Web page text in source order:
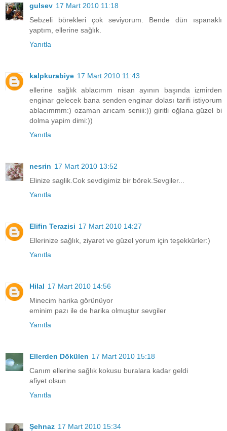
gulsev 17 Mart 2010 11:18
Sebzeli börekleri çok seviyorum. Bende dün ıspanaklı
yaptım, ellerine sağlık.
Yanıtla
kalpkurabiye 17 Mart 2010 11:43
ellerine sağlık ablacımm nisan ayının başında izmirden
enginar gelecek bana senden enginar dolası tarifi istiyorum
ablacımmm:) ozaman arıcam seniii:)) giritli oğlana güzel bi
dolma yapim dimi:))
Yanıtla
nesrin 17 Mart 2010 13:52
Elinize saglik.Cok sevdigimiz bir börek.Sevgiler...
Yanıtla
Elifin Terazisi 17 Mart 2010 14:27
Ellerinize sağlık, ziyaret ve güzel yorum için teşekkürler:)
Yanıtla
Hilal 17 Mart 2010 14:56
Minecim harika görünüyor
eminim pazı ile de harika olmuştur sevgiler
Yanıtla
Ellerden Dökülen 17 Mart 2010 15:18
Canım ellerine sağlık kokusu buralara kadar geldi
afiyet olsun
Yanıtla
Şehnaz 17 Mart 2010 15:34